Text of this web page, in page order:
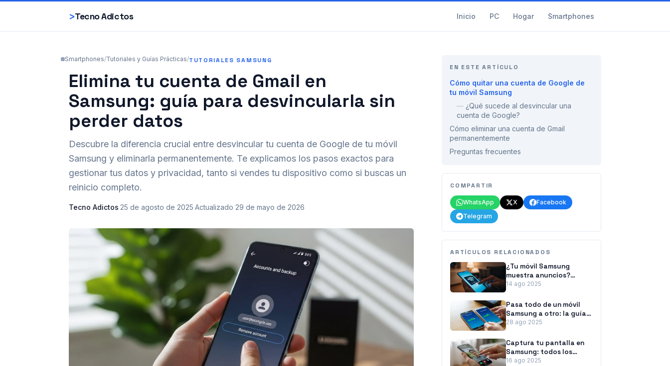
>Tecno Adictos Inicio PC Hogar Smartphones
Smartphones/Tutoriales y Guías Prácticas/TUTORIALES SAMSUNG
Elimina tu cuenta de Gmail en
Samsung: guía para desvincularla sin
perder datos
Descubre la diferencia crucial entre desvincular tu cuenta de Google de tu móvil
Samsung y eliminarla permanentemente. Te explicamos los pasos exactos para
gestionar tus datos y privacidad, tanto si vendes tu dispositivo como si buscas un
reinicio completo.
Tecno Adictos·25 de agosto de 2025·Actualizado 29 de mayo de 2026
EN ESTE ARTÍCULO
Cómo quitar una cuenta de Google de
tu móvil Samsung
— ¿Qué sucede al desvincular una
cuenta de Google?
Cómo eliminar una cuenta de Gmail
permanentemente
Preguntas frecuentes
COMPARTIR
WhatsApp X
Facebook
Telegram
ARTÍCULOS RELACIONADOS
¿Tu móvil Samsung
muestra anuncios?
Aprende a eliminarlos
14 ago 2025
Pasa todo de un móvil
Samsung a otro: la guía
para no perder nada
28 ago 2025
Captura tu pantalla en
Samsung: todos los
métodos a tu alcance
16 ago 2025